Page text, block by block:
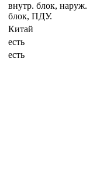
внутр. блок, наруж.
блок, ПДУ.
Китай
есть
есть